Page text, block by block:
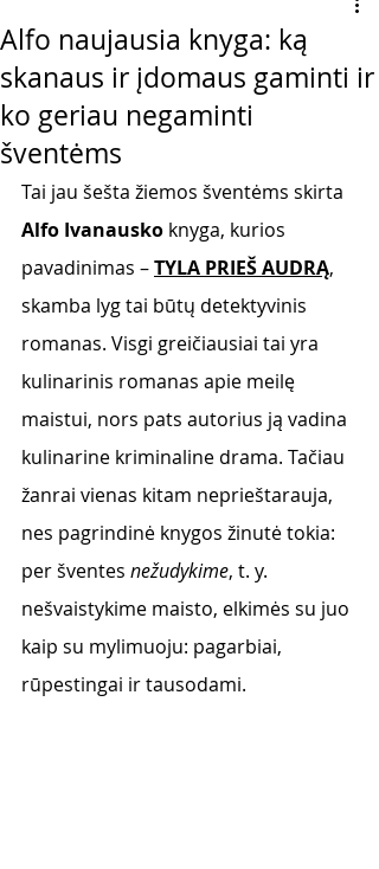
Alfo naujausia knyga: ką
skanaus ir įdomaus gaminti ir
ko geriau negaminti
šventėms
Tai jau šešta žiemos šventėms skirta
Alfo Ivanausko knyga, kurios
pavadinimas – TYLA PRIEŠ AUDRĄ,
skamba lyg tai būtų detektyvinis
romanas. Visgi greičiausiai tai yra
kulinarinis romanas apie meilę
maistui, nors pats autorius ją vadina
kulinarine kriminaline drama. Tačiau
žanrai vienas kitam neprieštarauja,
nes pagrindinė knygos žinutė tokia:
per šventes nežudykime, t. y.
nešvaistykime maisto, elkimės su juo
kaip su mylimuoju: pagarbiai,
rūpestingai ir tausodami.